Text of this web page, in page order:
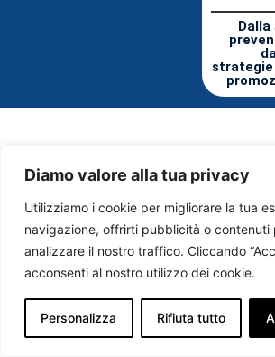
Diamo valore alla tua privacy
Utilizziamo i cookie per migliorare la tua
navigazione, offrirti pubblicità o contenuti
analizzare il nostro traffico. Cliccando
acconsenti al nostro utilizzo dei cookie.
Personalizza Rifiuta tutto
strategie